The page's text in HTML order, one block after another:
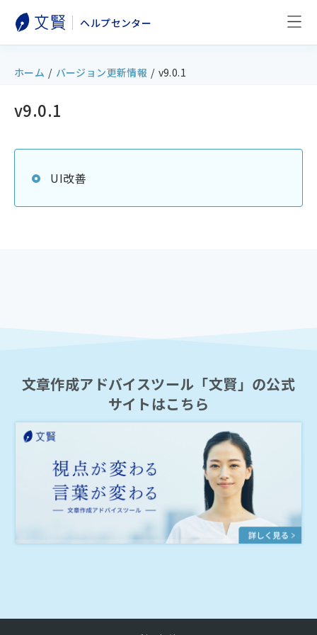
ヘルプセンター
ホーム / バージョン更新情報 / v9.0.1
v9.0.1
UI改善
文章作成アドバイスツール「文賢」の公式
サイトはこちら